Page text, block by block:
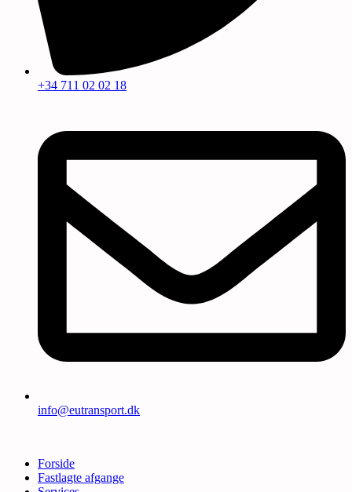
+34 711 02 02 18
info@eutransport.dk
Forside
Fastlagte afgange